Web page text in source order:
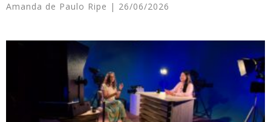
Amanda de Paulo Ripe 26/06/2026